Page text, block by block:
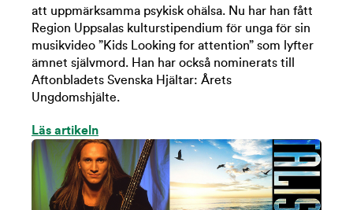
att uppmärksamma psykisk ohälsa. Nu har han fått
Region Uppsalas kulturstipendium för unga för sin
musikvideo ”Kids Looking for attention” som lyfter
ämnet självmord. Han har också nominerats till
Aftonbladets Svenska Hjältar: Årets
Ungdomshjälte.
Läs artikeln